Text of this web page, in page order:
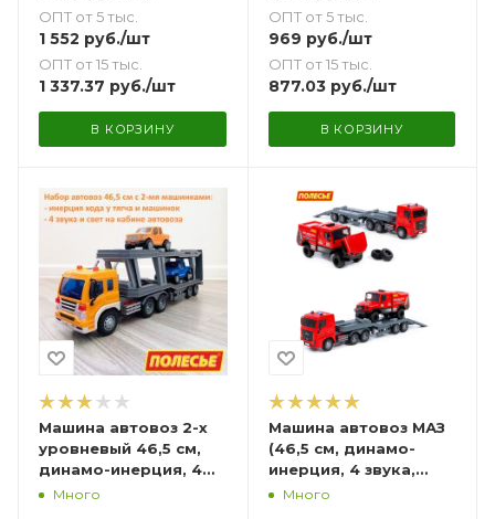
ОПТ от 5 тыс.
1 552 руб./шт
ОПТ от 15 тыс.
1 337.37 руб./шт
В КОРЗИНУ
ОПТ от 5 тыс.
969 руб./шт
ОПТ от 15 тыс.
877.03руб./шт
В КОРЗИНУ
Машина автовоз 2-х
уровневый 46,5 см,
динамо-инерция, 4
звука, свет с 2-мя
Много
Машина автовоз МАЗ
(46,5 см, динамо-
инерция, 4 звука,
свет) и гоночный
Много